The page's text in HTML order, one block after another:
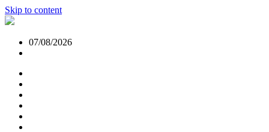
Skip to content
07/08/2026